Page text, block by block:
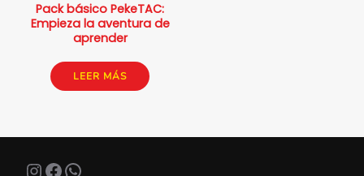
Pack básico PekeTAC:
Empieza la aventura de
aprender
LEER MÁS
Instagram
Facebook
WhatsApp